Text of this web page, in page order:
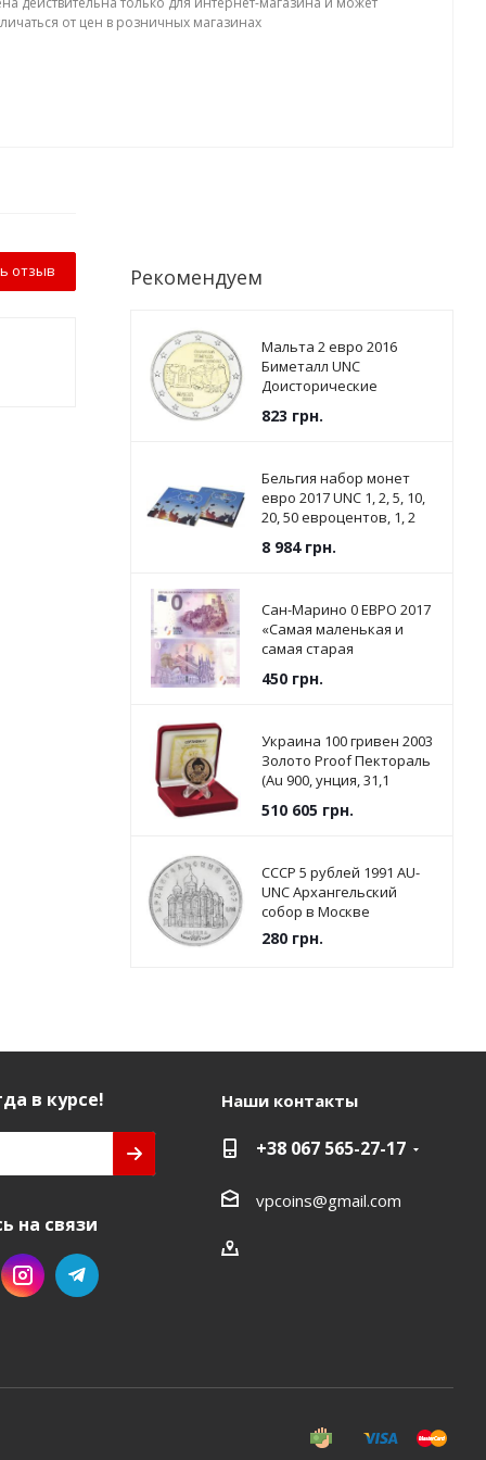
от цен в розничных магазинах
отзыв Рекомендуем
Мальта 2 евро 2016
Биметалл UNC
Доисторические
Джгантии
823 грн.
Бельгия набор монет
евро 2017 UNC 1, 2, 5, 10,
20, 50 евроцентов, 1, 2
упаковке
8 984грн.
Сан-Марино 0 ЕВРО 2017
«Самая маленькая и
самая старая
450грн.
Украина 100 гривен 2003
Золото Proof Пектораль
(Au 900, унция, 31,1
510 605 грн.
СССР 5 рублей 1991 AU-
UNC Архангельский
собор в Москве
280грн.
в курсе!
на связи
Наши контакты
+38 067 565-27-17
vpcoins@gmail.com